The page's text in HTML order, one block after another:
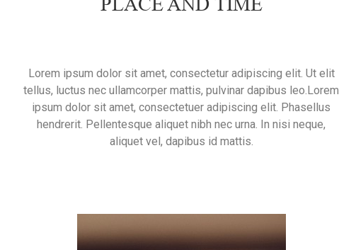
Lorem ipsum dolor sit amet, consectetur adipiscing elit. Ut elit
tellus, luctus nec ullamcorper mattis, pulvinar dapibus leo.Lorem
ipsum dolor sit amet, consectetuer adipiscing elit. Phasellus
hendrerit. Pellentesque aliquet nibh nec urna. In nisi neque,
aliquet vel, dapibus id mattis.